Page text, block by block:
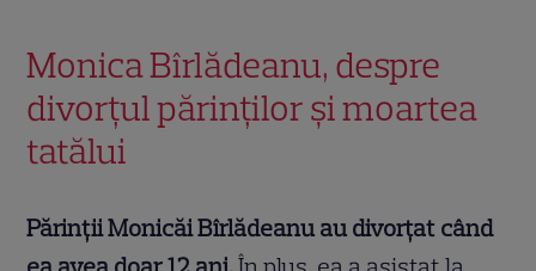
Monica Bîrlădeanu, despre
divorțul părinților și moartea
tatălui
Părinții Monicăi Bîrlădeanu au divorțat când